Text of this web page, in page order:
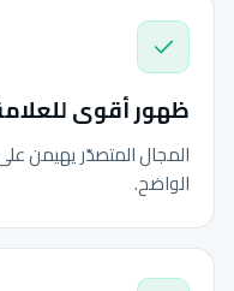
ظهور أقوى
المجال المتصدّر يهيمن
الواضح.